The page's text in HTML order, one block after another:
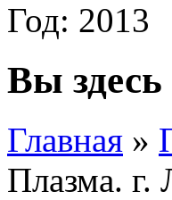
Год: 2013
Вы здесь
Главная »
Плазма. г.